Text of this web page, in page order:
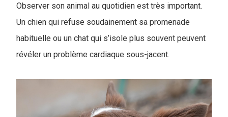
Observer son animal au quotidien est très important.
Un chien qui refuse soudainement sa promenade
habituelle ou un chat qui s’isole plus souvent peuvent
révéler un problème cardiaque sous-jacent.